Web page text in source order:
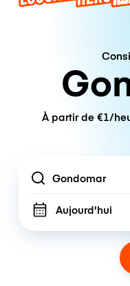
À partir de €1/
Location
Aujourd'hui